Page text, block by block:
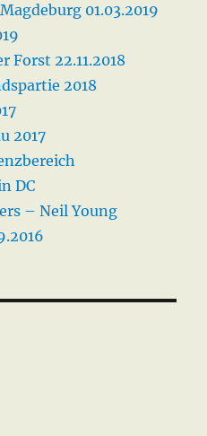
01.03.2019
Forst 22.11.2018
2018
2017
DC
– Neil Young